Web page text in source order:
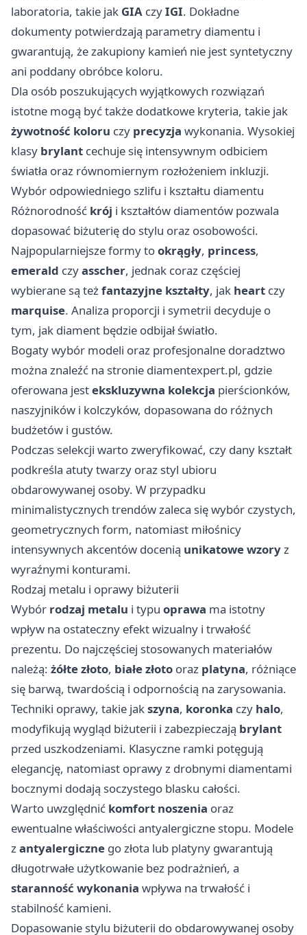
laboratoria, takie jak GIA czyIGI. Dokładne
dokumenty potwierdzają parametry diamentu i
gwarantują, że zakupiony kamień nie jest syntetyczny
ani poddany obróbce koloru.
Dla osób poszukujących wyjątkowych rozwiązań
istotne mogą być także dodatkowe kryteria, takie jak
żywotność koloru czy precyzja wykonania. Wysokiej
klasy brylant cechuje się intensywnym odbiciem
światła oraz równomiernym rozłożeniem inkluzji.
Wybór odpowiedniego szlifu i kształtu diamentu
Różnorodność krój i kształtów diamentów pozwala
dopasować biżuterię do stylu oraz osobowości.
Najpopularniejsze formy tookrągły, princess,
emerald czyasscher, jednak coraz częściej
wybierane są teżfantazyjne kształty, jak heart czy
marquise. Analiza proporcji i symetrii decyduje o
tym, jak diament będzie odbijał światło.
Bogaty wybór modeli oraz profesjonalne doradztwo
można znaleźć na stronie diamentexpert.pl, gdzie
oferowana jestekskluzywna kolekcja pierścionków,
naszyjników i kolczyków, dopasowana do różnych
budżetów i gustów.
Podczas selekcji warto zweryfikować, czy dany kształt
podkreśla atuty twarzy oraz styl ubioru
obdarowywanej osoby. W przypadku
minimalistycznych trendów zaleca się wybór czystych,
geometrycznych form, natomiast miłośnicy
intensywnych akcentów docenią unikatowe wzoryz
wyraźnymi konturami.
Rodzaj metalu i oprawy biżuterii
Wybór rodzaj metalu i typu oprawa ma istotny
wpływ na ostateczny efekt wizualny i trwałość
prezentu. Do najczęściej stosowanych materiałów
należą: żółte złoto, białe złoto oraz platyna, różniące
się barwą, twardością i odpornością na zarysowania.
Techniki oprawy, takie jakszyna, koronka czy halo,
modyfikują wygląd biżuterii i zabezpieczają brylant
przed uszkodzeniami. Klasyczne ramki potęgują
elegancję, natomiast oprawy z drobnymi diamentami
bocznymi dodają soczystego blasku całości.
Warto uwzględnić komfort noszenia oraz
ewentualne właściwości antyalergiczne stopu. Modele
zantyalergiczne go złota lub platyny gwarantują
długotrwałe użytkowanie bez podrażnień, a
staranność wykonania wpływa na trwałość i
stabilność kamieni.
Dopasowanie stylu biżuterii do obdarowywanej osoby